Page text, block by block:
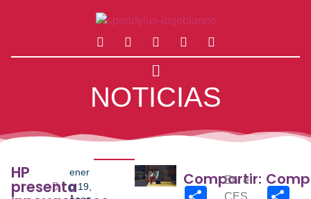
NOTICIAS
HP
presenta
ener
o 19,
Compartir:
Share
En el